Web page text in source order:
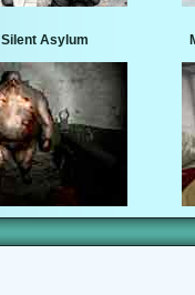
Silent Asylum